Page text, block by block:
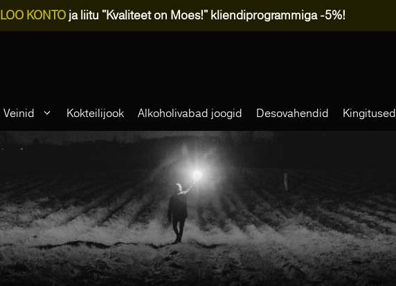
LOO KONTOja liitu "Kvaliteet on Moes!" kliendiprogrammiga -5%!
Veinid Kokteilijook Alkoholivabad joogid Desovahendid Kingitused